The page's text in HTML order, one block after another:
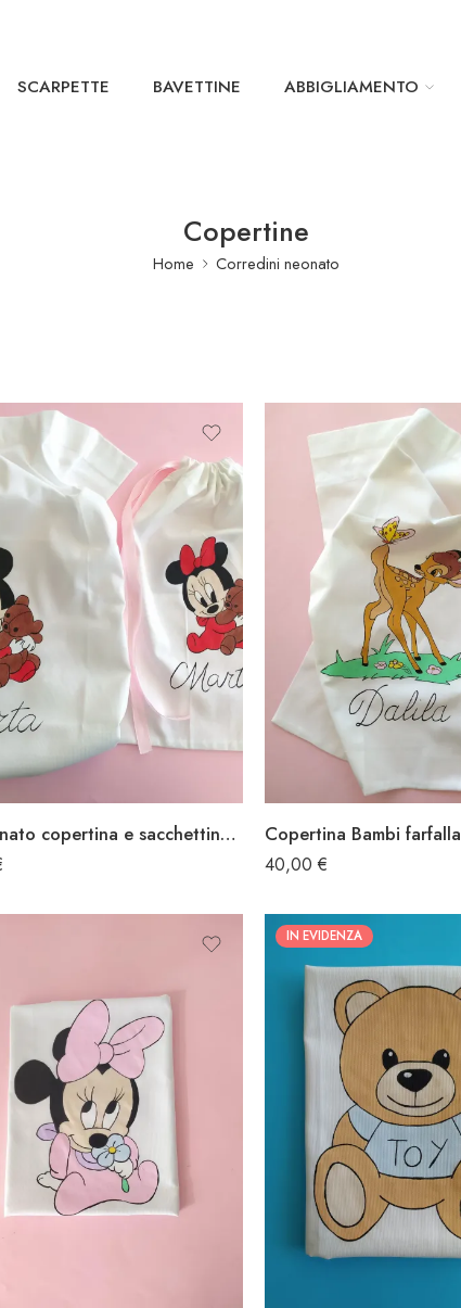
SCARPETTE BAVETTINE ABBIGLIAMENTO
Copertine
Home Corredini neonato
Coordinato copertina e sacchettina minnie orsacchiotto Copertina Bambi farfalla
40,00 €
IN EVIDENZA